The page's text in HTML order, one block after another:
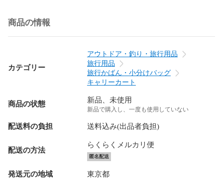
商品の情報
カテゴリー
アウトドア・釣り・旅行用品
旅行用品
旅行かばん・小分けバッグ
キャリーカート
商品の状態 新品、未使用
新品で購入し、一度も使用していない
配送料の負担 送料込み(出品者負担)
配送の方法
らくらくメルカリ便
匿名配送
発送元の地域 東京都